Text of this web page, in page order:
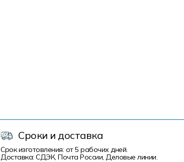
Сроки и доставка
Срок изготовления: от 5 рабочих дней.
Доставка: СДЭК, Почта России, Деловые линии.